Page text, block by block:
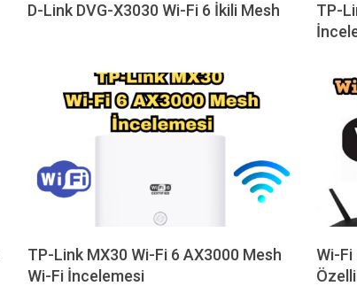
D-Link DVG-X3030 Wi-Fi 6 İkili Mesh
TP-
TP-Link MX30 Wi-Fi 6 AX3000 Mesh
Wi-Fi İncelemesi
Wi-Fi